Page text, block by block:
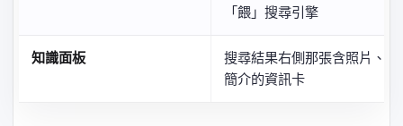
「餵」搜尋引擎
知識面板
搜尋結果右側那張含照片、
簡介的資訊卡